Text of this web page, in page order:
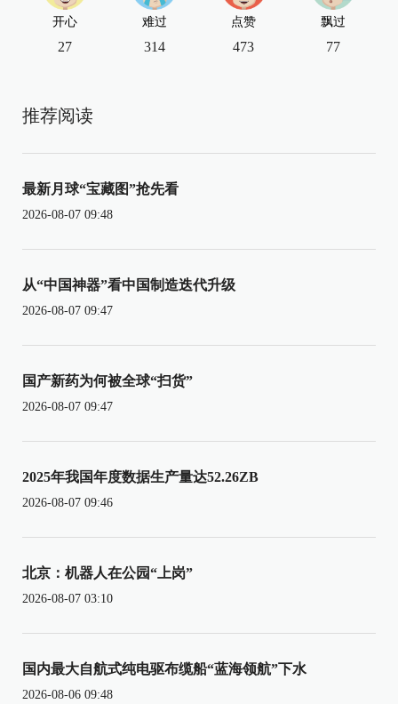
开心
27
难过
314
点赞
473
飘过
77
推荐阅读
最新月球“宝藏图”抢先看
2026-08-07 09:48
从“中国神器”看中国制造迭代升级
2026-08-07 09:47
国产新药为何被全球“扫货”
2026-08-07 09:47
2025年我国年度数据生产量达52.26ZB
2026-08-07 09:46
北京：机器人在公园“上岗”
2026-08-07 03:10
国内最大自航式纯电驱布缆船“蓝海领航”下水
2026-08-06 09:48